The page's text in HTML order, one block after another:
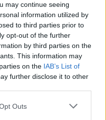
may continue seeing
information utilized by
to third parties prior to
opt-out of the further
by third parties on the
This information may
on the IAB’s List of
further disclose it to other
uses one or more Google
Outs
perro que se adapta
que se le brinde el
Muchas veces,
al ser
no son útiles para la
es importante
sus necesidades
de un podenco